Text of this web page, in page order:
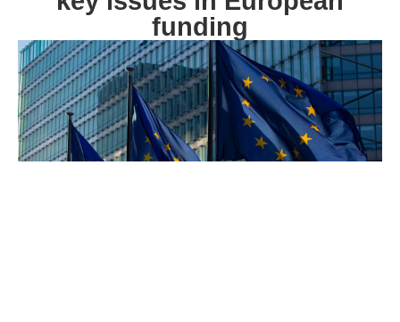
funding